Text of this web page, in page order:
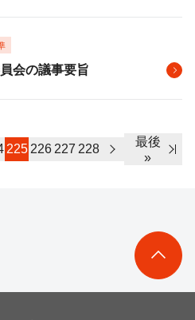
会の議事要旨
225 226 227 228
最後
»